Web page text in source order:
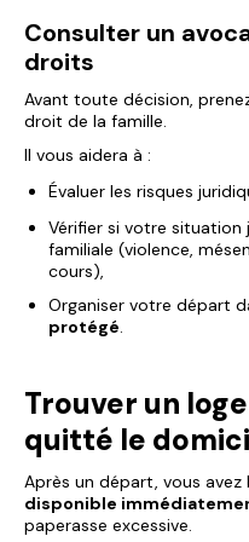
Consulter un
droits
Avant toute décision,
droit de la famille.
Il vous aidera à :
Évaluer les risques
Vérifier si votre
familiale (violence,
cours),
Organiser votre départ
protégé.
Trouver un
quitté le
Après un départ, vous avez
disponible
paperasse excessive.